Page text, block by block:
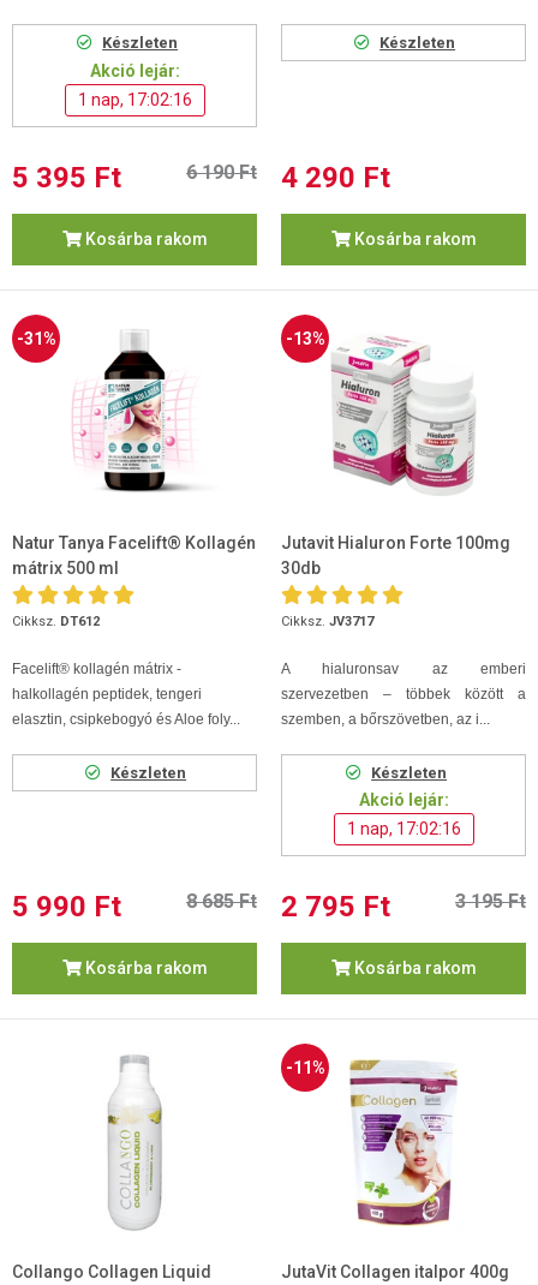
Készleten
Akció lejár:
1 nap, 17:02:15
5 395 Ft 6 190 Ft
Kosárba rakom
Készleten
4 290 Ft
Kosárba rakom
-31%
Natur Tanya Facelift® Kollagén
mátrix 500 ml
Cikksz. DT612
Facelift® kollagén mátrix -
halkollagén peptidek, tengeri
elasztin, csipkebogyó és Aloe foly...
Készleten
5 990 Ft 8 685 Ft
Kosárba rakom
-13%
Jutavit Hialuron Forte 100mg
30db
Cikksz. JV3717
A hialuronsav az emberi
szervezetben – többek között a
szemben, a bőrszövetben, az i...
Készleten
Akció lejár:
1 nap, 17:02:15
2 795 Ft 3 195 Ft
Kosárba rakom
Collango Collagen Liquid
-11%
JutaVit Collagen italpor 400g